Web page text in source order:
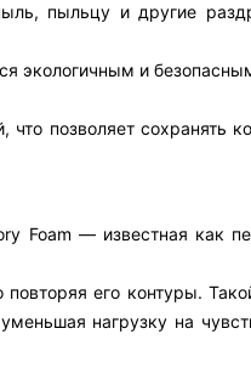
пыльцу и другие
экологичным и
позволяет сохранять
Foam — известная как
его контуры.
нагрузку на